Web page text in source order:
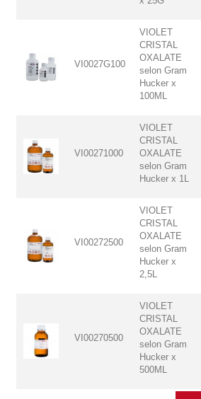
VI0027G100
VIOLET
CRISTAL
OXALATE
selon Gram
Hucker x
100ML
VI00271000
VIOLET
CRISTAL
OXALATE
selon Gram
Hucker x 1L
VI00272500
VIOLET
CRISTAL
OXALATE
selon Gram
Hucker x
2,5L
VI00270500
VIOLET
CRISTAL
OXALATE
selon Gram
Hucker x
500ML